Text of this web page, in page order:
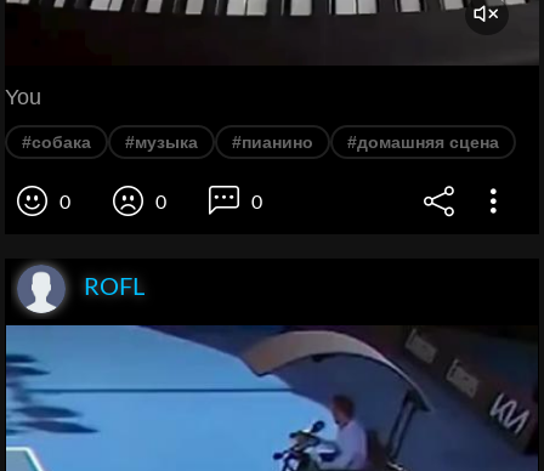
You
#собака #музыка #пианино #домашняя сцена
0 0 0
ROFL